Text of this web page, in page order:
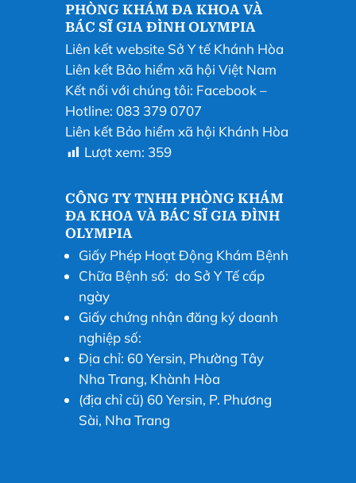
PHÒNG KHÁM ĐA KHOA VÀ
BÁC SĨ GIA ĐÌNH OLYMPIA
Liên kết website Sở Y tế Khánh Hòa
Liên kết Bảo hiểm xã hội Việt Nam
Kết nối với chúng tôi: Facebook –
Hotline: 083 379 0707
Liên kết Bảo hiểm xã hội Khánh Hòa
Lượt xem: 359
CÔNG TY TNHH PHÒNG KHÁM
ĐA KHOA VÀ BÁC SĨ GIA ĐÌNH
OLYMPIA
Giấy Phép Hoạt Động Khám Bệnh
Chữa Bệnh số: do Sở Y Tế cấp
ngày
Giấy chứng nhận đăng ký doanh
nghiệp số:
Địa chỉ: 60 Yersin, Phường Tây
Nha Trang, Khành Hòa
(địa chỉ cũ) 60 Yersin, P. Phương
Sài, Nha Trang